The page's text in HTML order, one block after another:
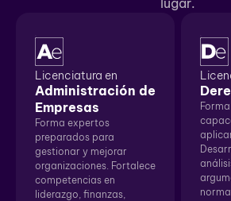
lugar.
Licenciatura en
Administración de
Empresas
Forma expertos
preparados para
gestionar y mejorar
organizaciones. Fortalece
competencias en
liderazgo, finanzas,